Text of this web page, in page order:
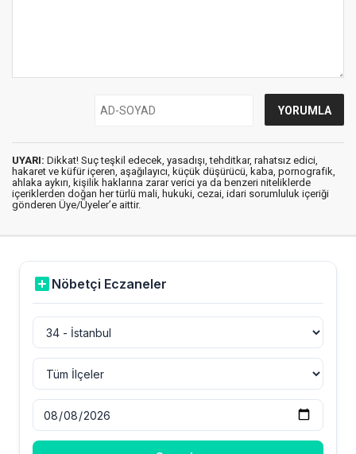
UYARI: Dikkat! Suç teşkil edecek, yasadışı, tehditkar, rahatsız edici,
hakaret ve küfür içeren, aşağılayıcı, küçük düşürücü, kaba, pornografik,
ahlaka aykırı, kişilik haklarına zarar verici ya da benzeri niteliklerde
içeriklerden doğan her türlü mali, hukuki, cezai, idari sorumluluk içeriği
gönderen Üye/Üyeler’e aittir.